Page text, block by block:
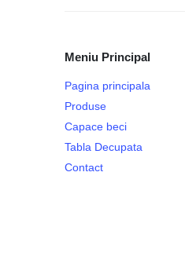
Meniu Principal
Pagina principala
Produse
Capace beci
Tabla Decupata
Contact